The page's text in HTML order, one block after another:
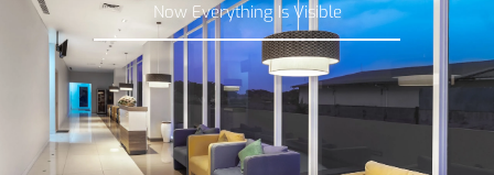
Now Everything Is Visible